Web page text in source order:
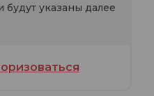
будут указаны далее